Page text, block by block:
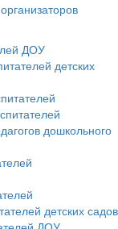
ДОУ
детских
дошкольного
детских садов